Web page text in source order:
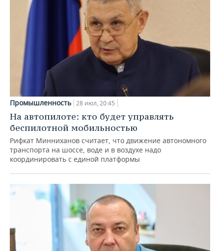
Промышленность 28 июл, 20:45
На автопилоте: кто будет управлять
беспилотной мобильностью
Рифкат Минниханов считает, что движение автономного
транспорта на шоссе, воде и в воздухе надо
координировать с единой платформы